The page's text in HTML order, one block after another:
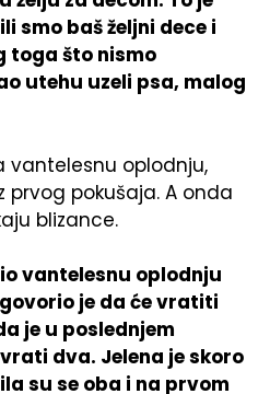
smo baš željni dece i
toga što nismo
utehu uzeli psa, malog
vantelesnu oplodnju,
prvog pokušaja. A onda
blizance.
vantelesnu oplodnju
je da će vratiti
je u poslednjem
dva. Jelena je skoro
su se oba i na prvom